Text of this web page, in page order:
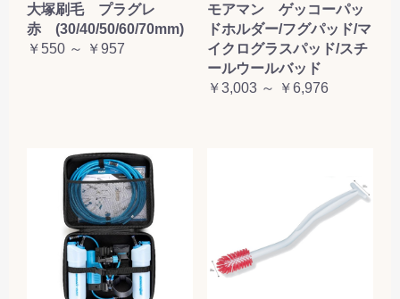
大塚刷毛 プラグレ
赤 (30/40/50/60/70mm)
￥550 ～ ￥957
モアマン ゲッコーパッ
ドホルダー/フグパッド/マ
イクログラスパッド/スチ
ールウールバッド
￥3,003 ～ ￥6,976